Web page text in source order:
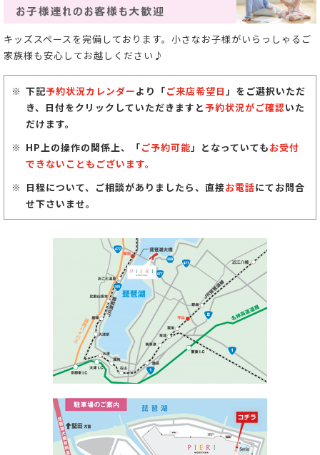
キッズスペースを完備しております。小さなお子様がいらっしゃるご
家族様も安心してお越しください♪
下記予約状況カレンダーより「ご来店希望日」をご選択いただ
き、日付をクリックしていただきますと予約状況がご確認いた
だけます。
HP上の操作の関係上、「ご予約可能」となっていてもお受付
できないこともございます。
日程について、ご相談がありましたら、直接お電話にてお問合
せ下さいませ。